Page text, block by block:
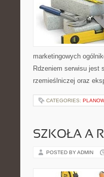
marketingowych
Rdzeniem serwisu jest
rzemieślniczej oraz
CATEGORIES:
SZKOŁA A
POSTED BY ADMIN